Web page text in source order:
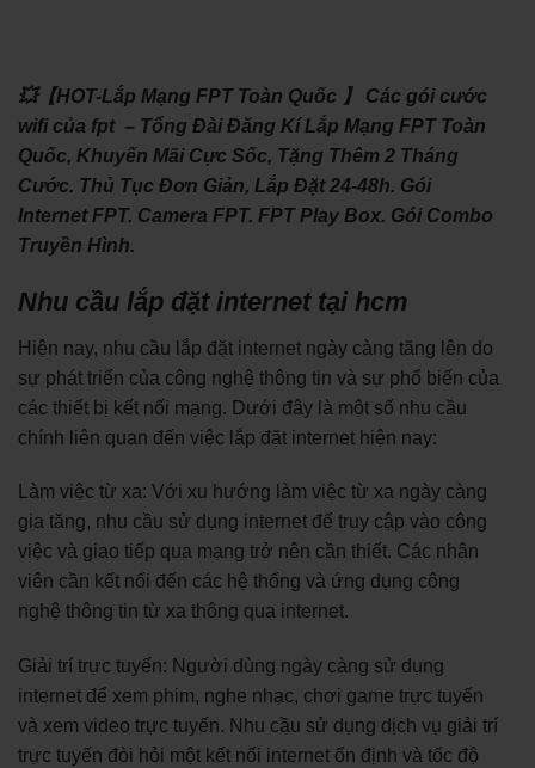
💥【HOT-Lắp Mạng FPT Toàn Quốc 】 Các gói cước
wifi của fpt – Tổng Đài Đăng Kí Lắp Mạng FPT Toàn
Quốc, Khuyến Mãi Cực Sốc, Tặng Thêm 2 Tháng
Cước. Thủ Tục Đơn Giản, Lắp Đặt 24-48h. Gói
Internet FPT. Camera FPT. FPT Play Box. Gói Combo
Truyền Hình.
Nhu cầu lắp đặt internet tại hcm
Hiện nay, nhu cầu lắp đặt internet ngày càng tăng lên do
sự phát triển của công nghệ thông tin và sự phổ biến của
các thiết bị kết nối mạng. Dưới đây là một số nhu cầu
chính liên quan đến việc lắp đặt internet hiện nay:
Làm việc từ xa: Với xu hướng làm việc từ xa ngày càng
gia tăng, nhu cầu sử dụng internet để truy cập vào công
việc và giao tiếp qua mạng trở nên cần thiết. Các nhân
viên cần kết nối đến các hệ thống và ứng dụng công
nghệ thông tin từ xa thông qua internet.
Giải trí trực tuyến: Người dùng ngày càng sử dụng
internet để xem phim, nghe nhạc, chơi game trực tuyến
và xem video trực tuyến. Nhu cầu sử dụng dịch vụ giải trí
trực tuyến đòi hỏi một kết nối internet ổn định và tốc độ